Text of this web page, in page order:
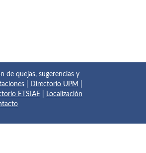
de quejas, sugerencias y
Directorio UPM
ETSIAE
Localización